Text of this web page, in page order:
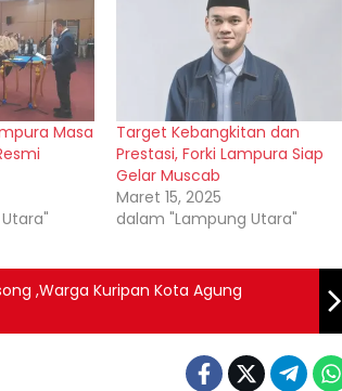
Masa
Target Kebangkitan dan
Prestasi, Forki Lampura Siap
Gelar Muscab
Maret 15, 2025
dalam "Lampung Utara"
,Warga Kuripan Kota Agung